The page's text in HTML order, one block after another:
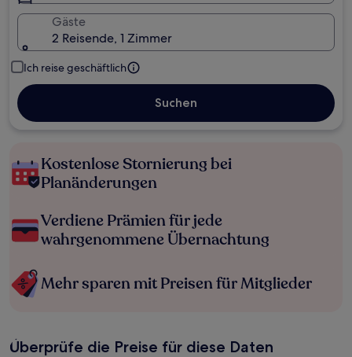
Gäste
2 Reisende, 1 Zimmer
Ich reise geschäftlich
Suchen
Kostenlose Stornierung bei
Planänderungen
Verdiene Prämien für jede
wahrgenommene Übernachtung
Mehr sparen mit Preisen für Mitglieder
Überprüfe die Preise für diese Daten